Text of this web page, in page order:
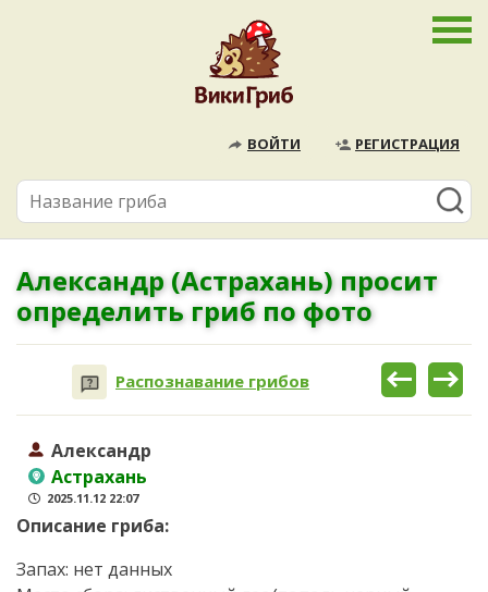
ВОЙТИ РЕГИСТРАЦИЯ
Александр (Астрахань) просит
определить гриб по фото
Распознавание грибов
Александр
Астрахань
2025.11.12 22:07
Описание гриба:
Запах: нет данных